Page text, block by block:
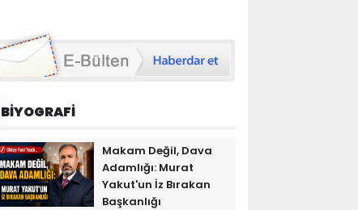
BİYOGRAFİ
Makam Değil, Dava
Adamlığı: Murat
Yakut'un İz Bırakan
Başkanlığı